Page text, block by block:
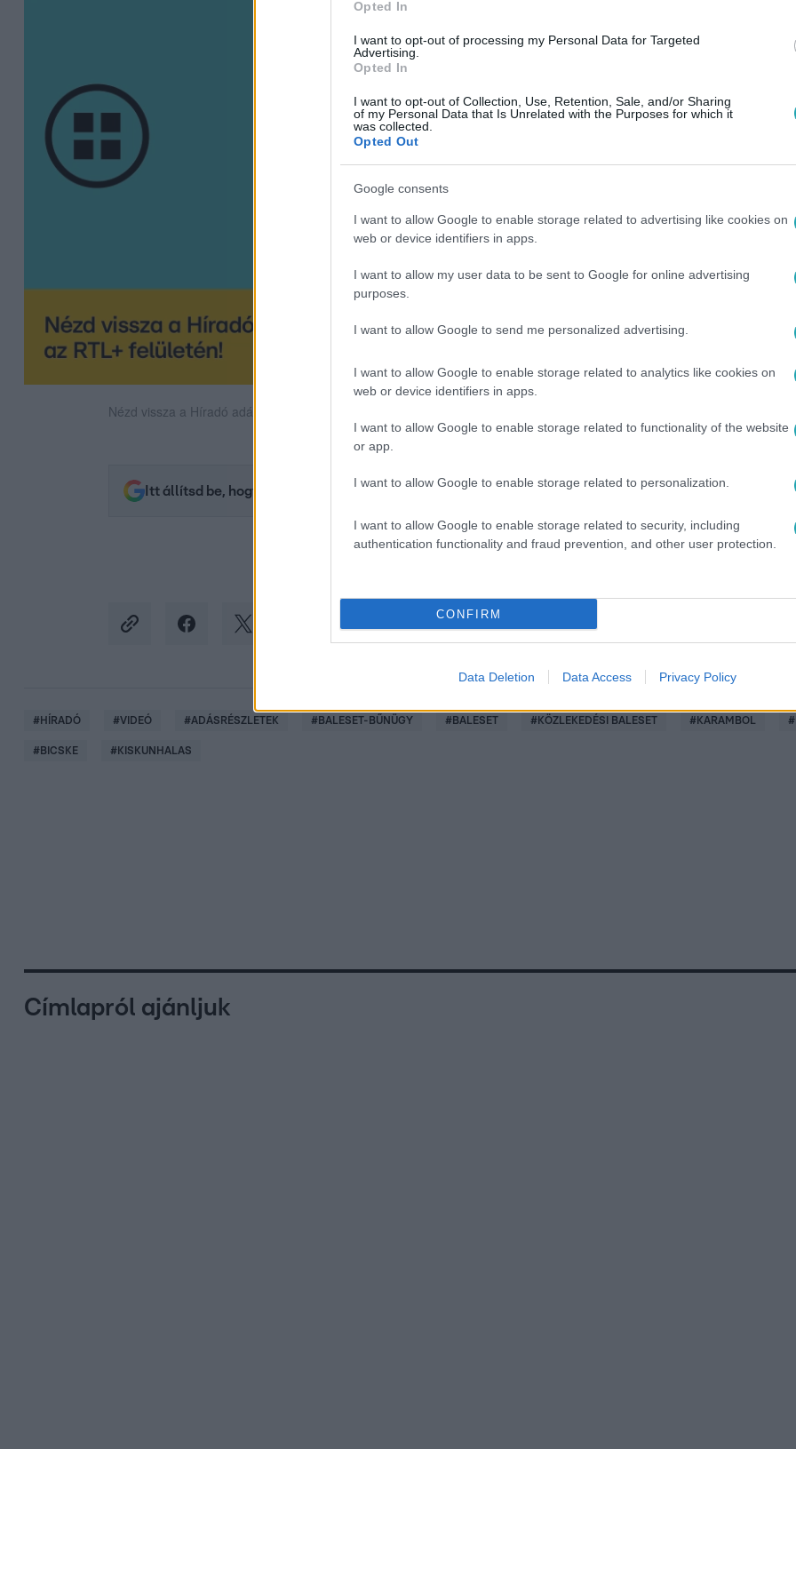
Opted In
I want to opt-out of processing my Personal Data for Targeted
Advertising.
Opted In
I want to opt-out of Collection, Use, Retention, Sale, and/or Sharing
of my Personal Data that Is Unrelated with the Purposes for which it
was collected.
Opted Out
Google consents
I want to allow Google to enable storage related to advertising like cookies on
web or device identifiers in apps.
I want to allow my user data to be sent to Google for online advertising
purposes.
I want to allow Google to send me personalized advertising.
I want to allow Google to enable storage related to analytics like cookies on
web or device identifiers in apps.
I want to allow Google to enable storage related to functionality of the website
or app.
I want to allow Google to enable storage related to personalization.
I want to allow Google to enable storage related to security, including
authentication functionality and fraud prevention, and other user protection.
CONFIRM
Data Deletion Data Access Privacy Policy
Nézd vissza a Híradó adásait az RTL+ felületén!
Itt állítsd be, hogy az RTL.hu az elsők között legyen a Google-találatokban!
#HÍRADÓ #VIDEÓ #ADÁSRÉSZLETEK #BALESET-BŰNÜGY #BALESET #KÖZLEKEDÉSI BALESET #KARAMBOL #
#BICSKE #KISKUNHALAS
Címlapról ajánljuk